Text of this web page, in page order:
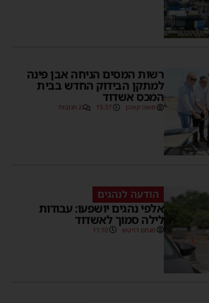
רשות המסים הניחה אבן פינה
למתקן הבידוק החדש בבית
המכס אשדוד
משה קאהן 15:37 2 תגובות
הודעה לנהגים
אלפי נהגים יושפעו: עבודות
לילה סמוך לאשדוד
מנחם דויטש 11:10